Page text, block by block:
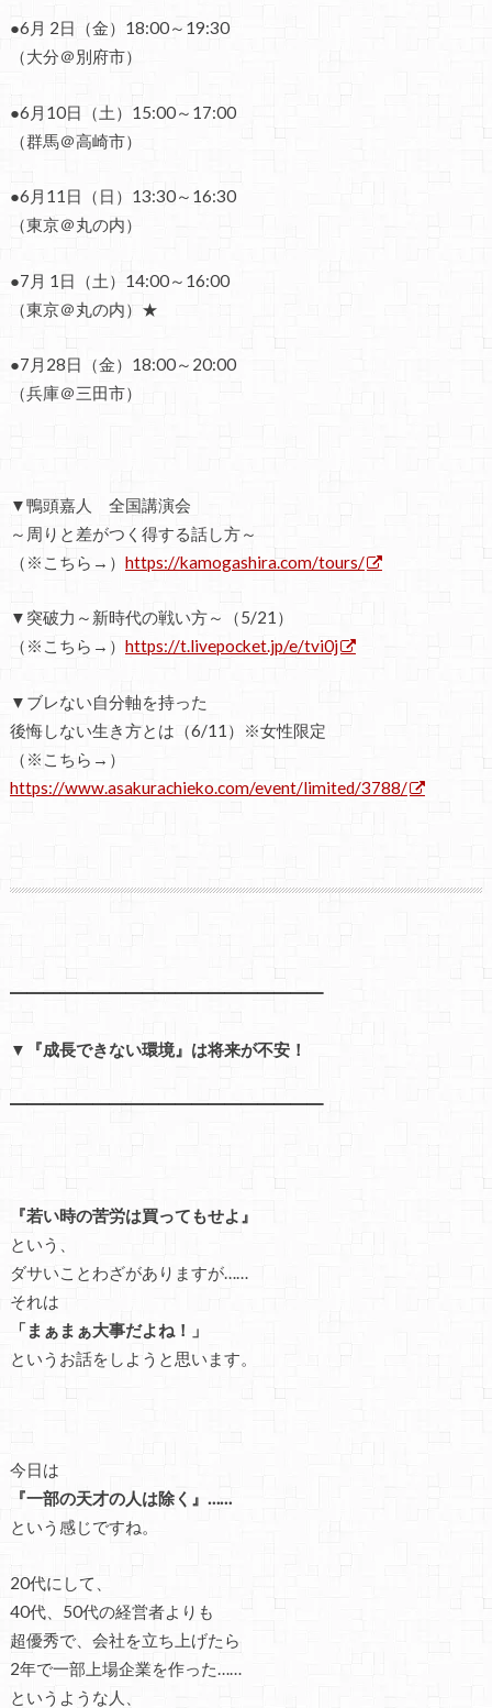
●6月 2日（金）18:00～19:30
（大分＠別府市）
●6月10日（土）15:00～17:00
（群馬＠高崎市）
●6月11日（日）13:30～16:30
（東京＠丸の内）
●7月 1日（土）14:00～16:00
（東京＠丸の内）★
●7月28日（金）18:00～20:00
（兵庫＠三田市）
▼鴨頭嘉人 全国講演会
～周りと差がつく得する話し方～
（※こちら→） https://kamogashira.com/tours/
▼突破力～新時代の戦い方～（5/21）
（※こちら→） https://t.livepocket.jp/e/tvi0j
▼ブレない自分軸を持った
後悔しない生き方とは（6/11）※女性限定
（※こちら→）
https://www.asakurachieko.com/event/limited/3788/
━━━━━━━━━━━━━━━━━━━
▼『成長できない環境』は将来が不安！
━━━━━━━━━━━━━━━━━━━
『若い時の苦労は買ってもせよ』
という、
ダサいことわざがありますが……
それは
「まぁまぁ大事だよね！」
というお話をしようと思います。
今日は
『一部の天才の人は除く』……
という感じですね。
20代にして、
40代、50代の経営者よりも
超優秀で、会社を立ち上げたら
2年で一部上場企業を作った……
というような人、